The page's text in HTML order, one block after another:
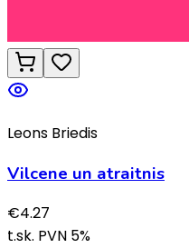
Leons Briedis
Vilcene un atraitnis
€4.27
t.sk. PVN 5%